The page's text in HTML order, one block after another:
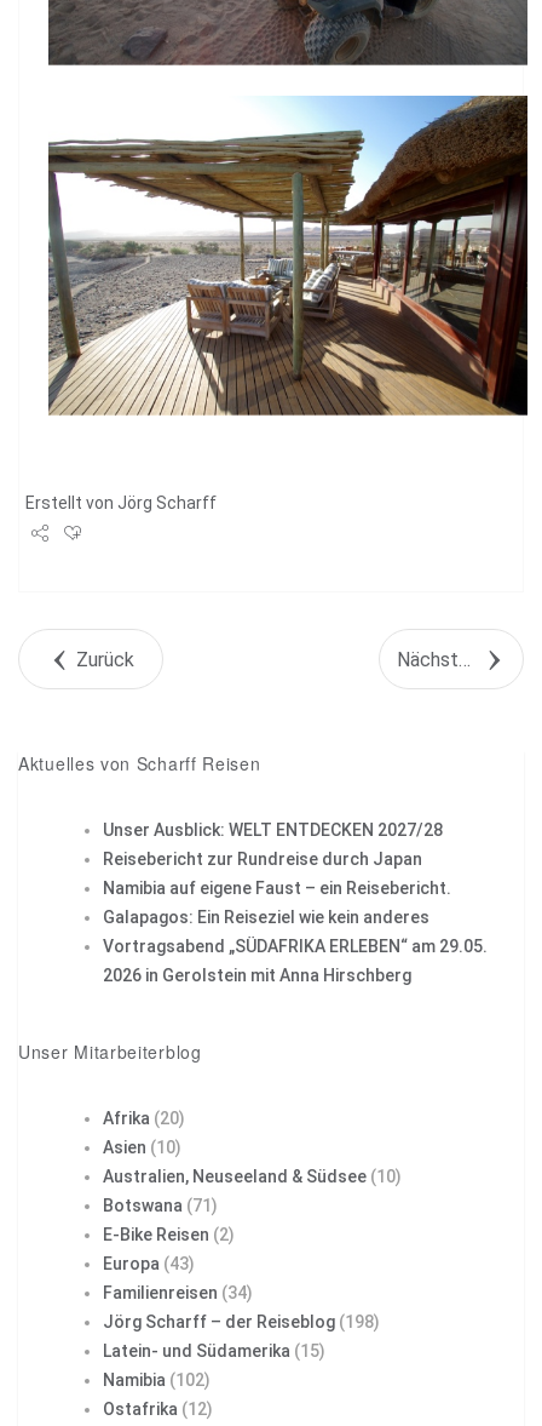
Erstellt von Jörg Scharff
+1Zurück Nächstes Objekt
Aktuelles von Scharff Reisen
Unser Ausblick: WELT ENTDECKEN 2027/28
Reisebericht zur Rundreise durch Japan
Namibia auf eigene Faust – ein Reisebericht.
Galapagos: Ein Reiseziel wie kein anderes
Vortragsabend „SÜDAFRIKA ERLEBEN“ am 29.05.
2026 in Gerolstein mit Anna Hirschberg
Unser Mitarbeiterblog
Afrika (20)
Asien (10)
Australien, Neuseeland & Südsee (10)
Botswana (71)
E-Bike Reisen (2)
Europa (43)
Familienreisen (34)
Jörg Scharff – der Reiseblog (198)
Latein- und Südamerika (15)
Namibia (102)
Ostafrika (12)